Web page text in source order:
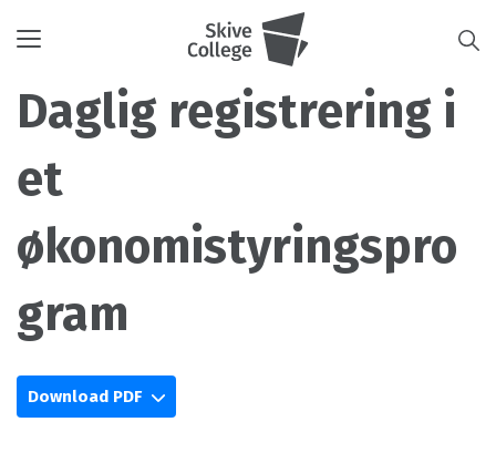
Toggle
Daglig registrering i
et
økonomistyringspro
gram
Download PDF